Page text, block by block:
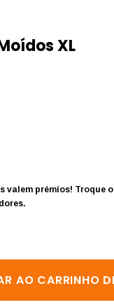
XL
valem prémios! Troque
.